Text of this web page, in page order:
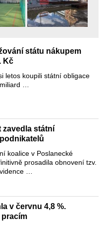
státu nákupem
Kč
letos koupili státní obligace
…
zavedla státní
koalice v Poslanecké
prosadila obnovení tzv.
…
v červnu 4,8 %.
pracím